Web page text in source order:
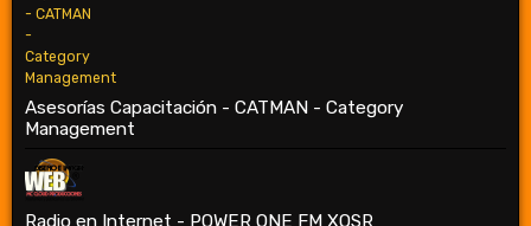
Asesorías Capacitación - CATMAN - Category
Management
Radio en Internet - POWER ONE FM XOSR